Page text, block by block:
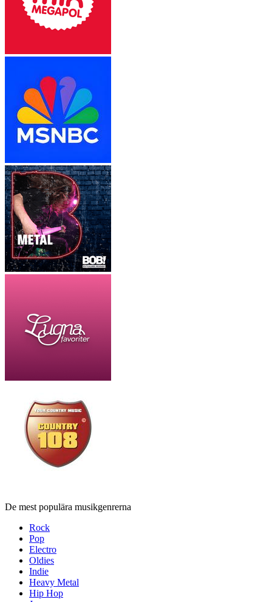
De mest populära musikgenrerna
Rock
Pop
Electro
Oldies
Indie
Heavy Metal
Hip Hop